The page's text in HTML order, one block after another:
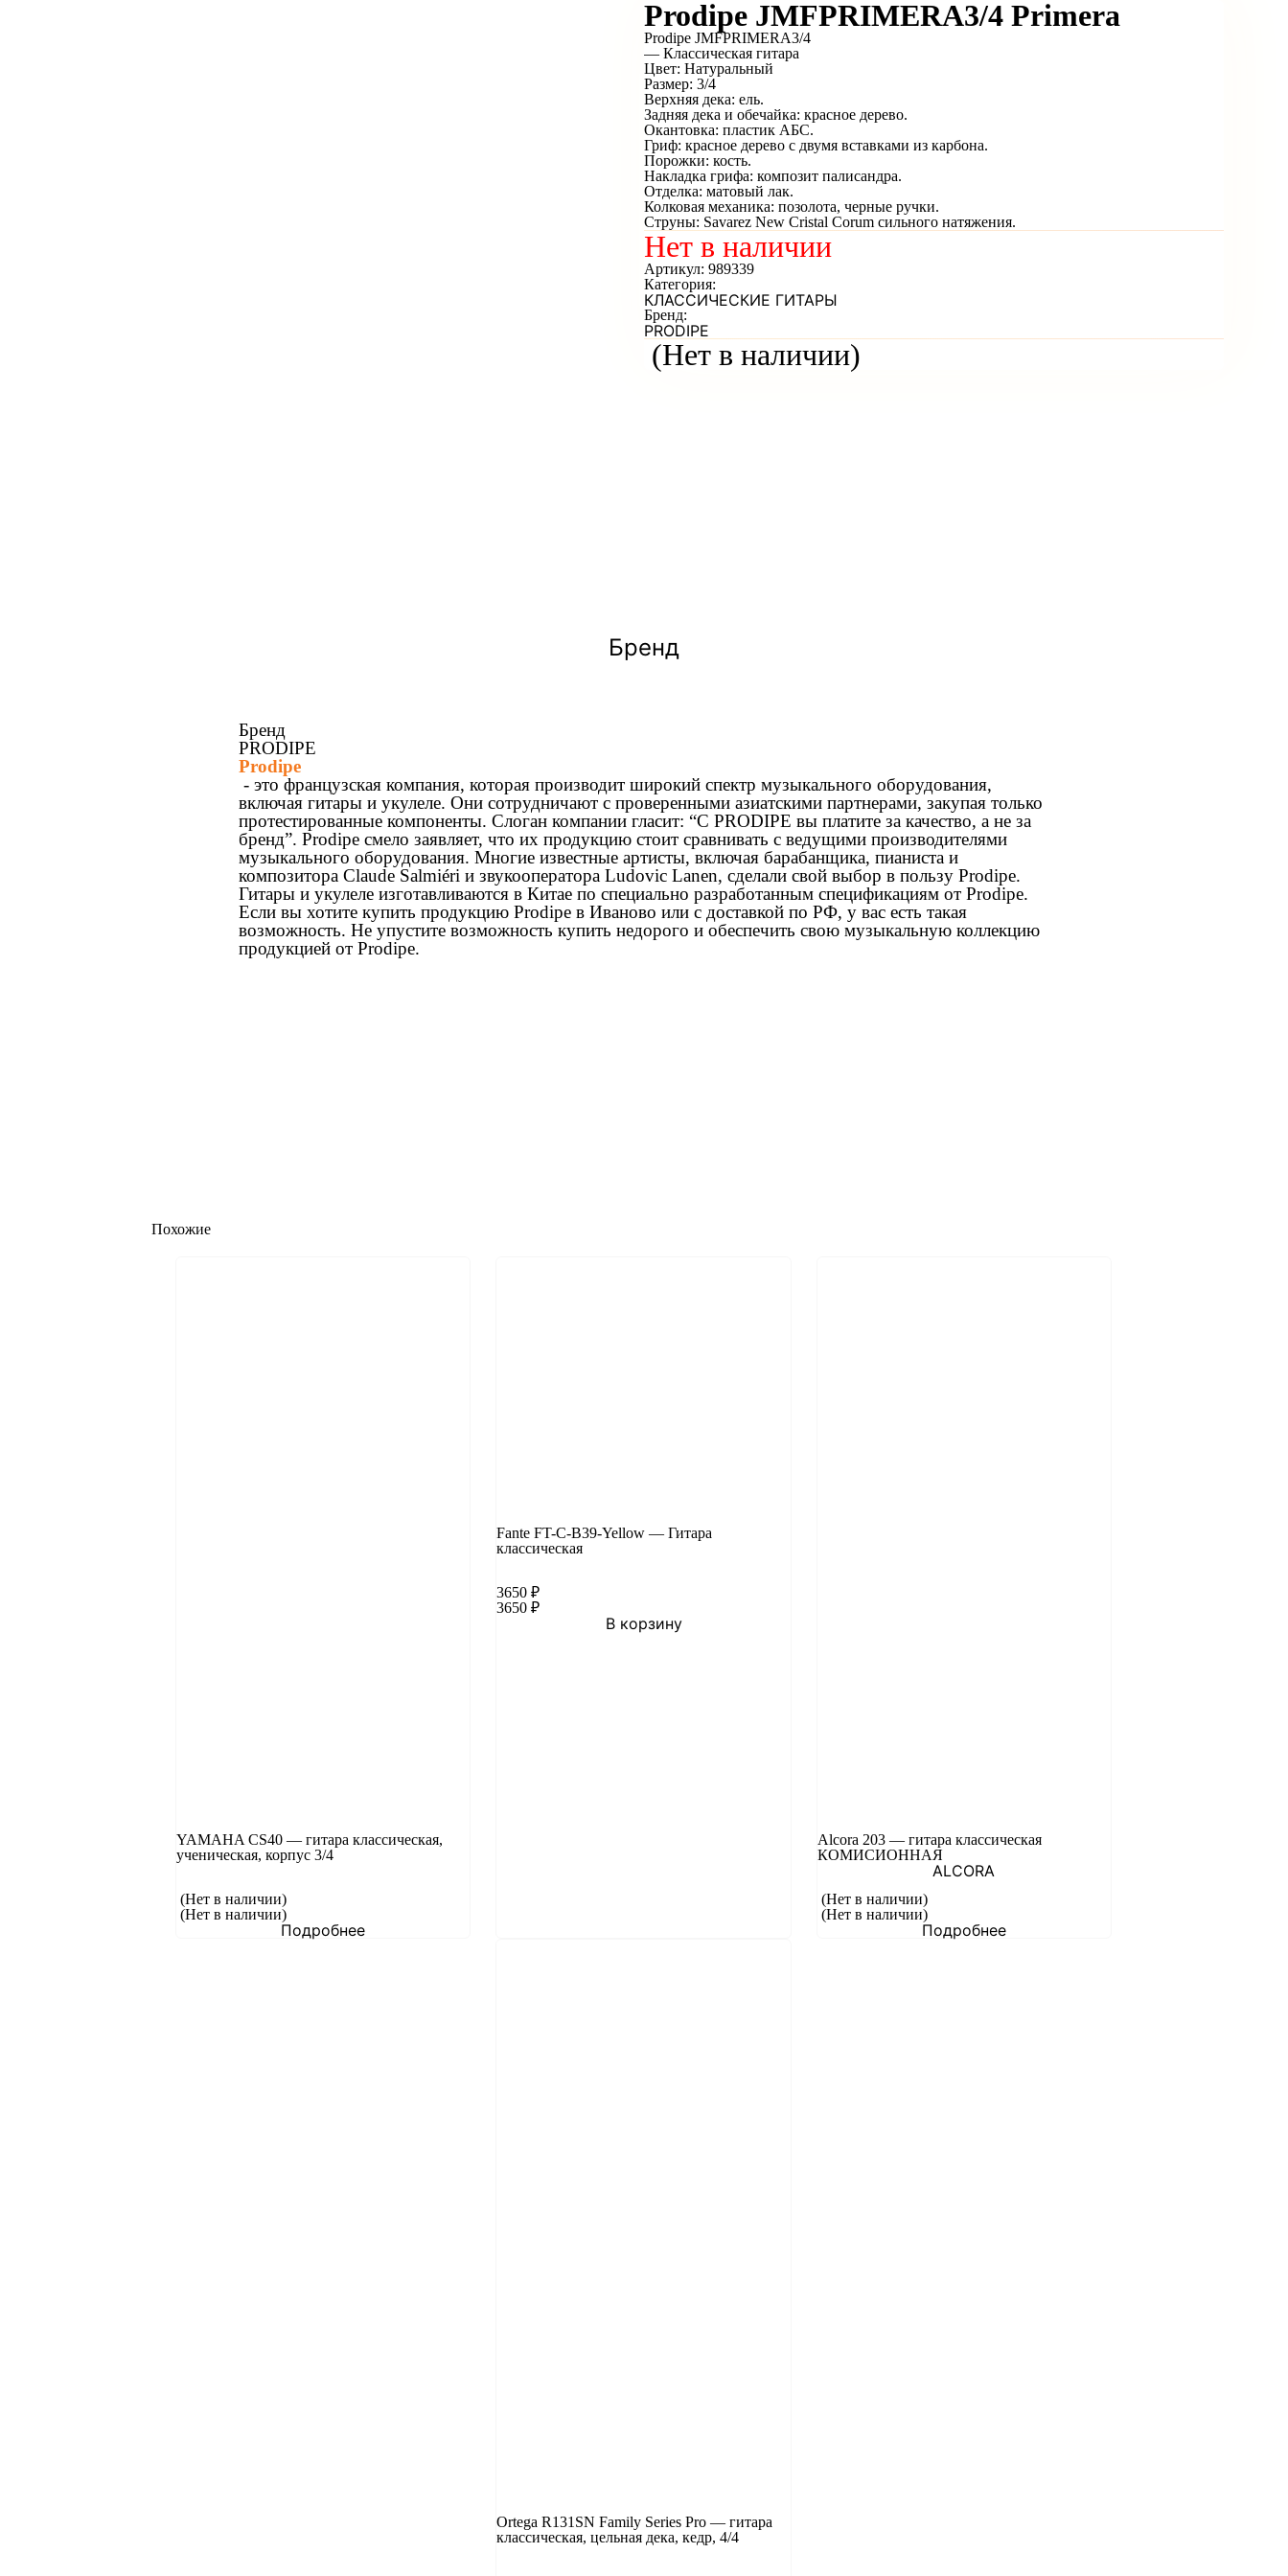
Prodipe JMFPRIMERA3/4 Primera
(Нет в наличии)
Prodipe JMFPRIMERA3/4
— Классическая гитара
Цвет: Натуральный
Размер: 3/4
Верхняя дека: ель.
Задняя дека и обечайка: красное дерево.
Окантовка: пластик АБС.
Гриф: красное дерево с двумя вставками из карбона.
Порожки: кость.
Накладка грифа: композит палисандра.
Отделка: матовый лак.
Колковая механика: позолота, черные ручки.
Струны: Savarez New Cristal Corum сильного натяжения.
Нет в наличии
Артикул: 989339
Категория:
КЛАССИЧЕСКИЕ ГИТАРЫ
Бренд:
PRODIPE
Бренд
Бренд
PRODIPE
Prodipe
- это французская компания, которая производит широкий спектр музыкального оборудования,
включая гитары и укулеле. Они сотрудничают с проверенными азиатскими партнерами, закупая только
протестированные компоненты. Слоган компании гласит: “С PRODIPE вы платите за качество, а не за
бренд”. Prodipe смело заявляет, что их продукцию стоит сравнивать с ведущими производителями
музыкального оборудования. Многие известные артисты, включая барабанщика, пианиста и
композитора Claude Salmiéri и звукооператора Ludovic Lanen, сделали свой выбор в пользу Prodipe.
Гитары и укулеле изготавливаются в Китае по специально разработанным спецификациям от Prodipe.
Если вы хотите купить продукцию Prodipe в Иваново или с доставкой по РФ, у вас есть такая
возможность. Не упустите возможность купить недорого и обеспечить свою музыкальную коллекцию
продукцией от Prodipe.
Похожие
YAMAHA CS40 — гитара классическая,
ученическая, корпус 3/4
(Нет в наличии)
(Нет в наличии)
Подробнее
Fante FT-C-B39-Yellow — Гитара
классическая
3650₽
3650₽
В корзину
Alcora 203 — гитара классическая
КОМИСИОННАЯ
ALCORA
(Нет в наличии)
(Нет в наличии)
Подробнее
Ortega R131SN Family Series Pro — гитара
классическая, цельная дека, кедр, 4/4